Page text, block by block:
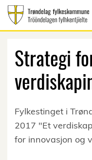
Strategi
Fylkestinget i
2017 "Et
for innovasjon og